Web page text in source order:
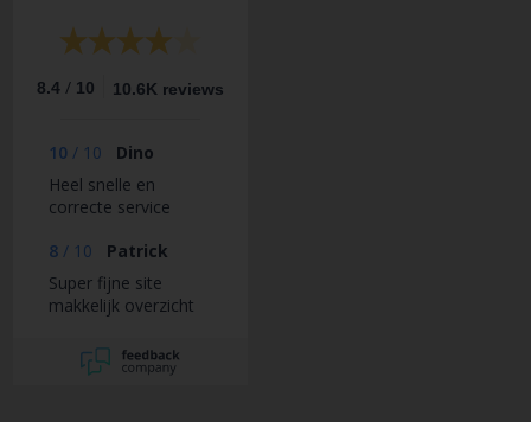
8.4 / 10 10.6K reviews
10 / 10
Dino
Heel snelle en
correcte service
8 / 10
Patrick
Super fijne site
makkelijk overzicht